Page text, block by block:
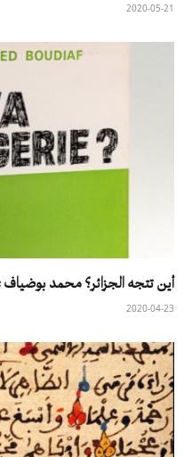
2020-05-21
أين تتجه الجزائر؟ محمد بوضياف Boudiaf Ou Va L’Algerie
2020-04-23